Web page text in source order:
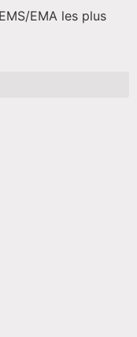
EMA les plus